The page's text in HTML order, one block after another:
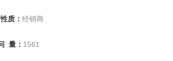
质： 经销商
量： 1561